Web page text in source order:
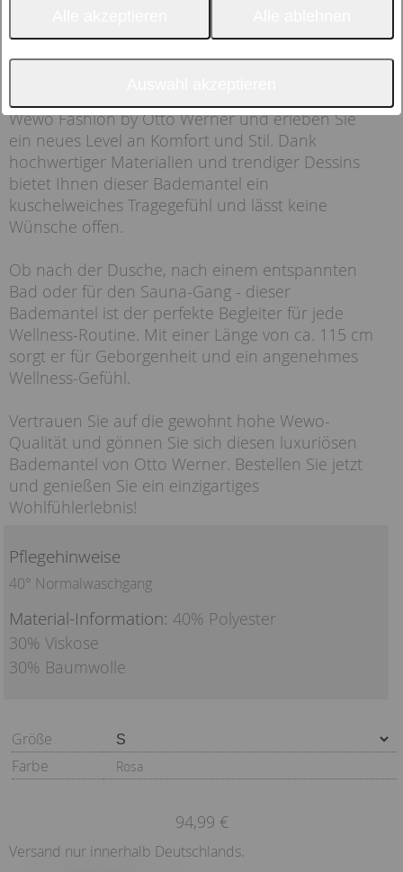
Wewo Fashion by Otto Werner und erleben Sie
ein neues Level an Komfort und Stil. Dank
hochwertiger Materialien und trendiger Dessins
bietet Ihnen dieser Bademantel ein
kuschelweiches Tragegefühl und lässt keine
Wünsche offen.
Ob nach der Dusche, nach einem entspannten
Bad oder für den Sauna-Gang - dieser
Bademantel ist der perfekte Begleiter für jede
Wellness-Routine. Mit einer Länge von ca. 115 cm
sorgt er für Geborgenheit und ein angenehmes
Wellness-Gefühl.
Vertrauen Sie auf die gewohnt hohe Wewo-
Qualität und gönnen Sie sich diesen luxuriösen
Bademantel von Otto Werner. Bestellen Sie jetzt
und genießen Sie ein einzigartiges
Wohlfühlerlebnis!
Pflegehinweise
40° Normalwaschgang
Material-Information: 40% Polyester
30% Viskose
30% Baumwolle
Größe
Farbe
Rosa
94,99 €
Versand nur innerhalb Deutschlands.